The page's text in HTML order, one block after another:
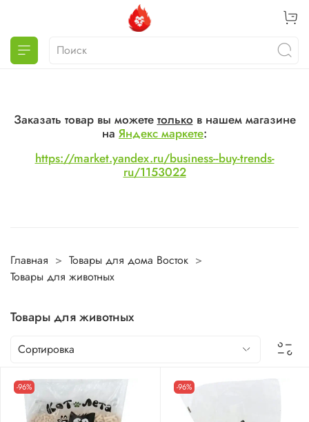
Заказать товар вы можете только в нашем магазине
на Яндекс маркете:
https://market.yandex.ru/business--buy-trends-
ru/1153022
Главная
Товары для дома Восток
Товары для животных
Товары для животных
-96% -96%